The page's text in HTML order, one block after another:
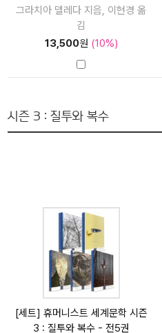
그라치아 델레다 지음, 이현경 옮
김
13,500원 (10%)
시즌 3 : 질투와 복수
[세트] 휴머니스트 세계문학 시즌
3 : 질투와 복수 - 전5권